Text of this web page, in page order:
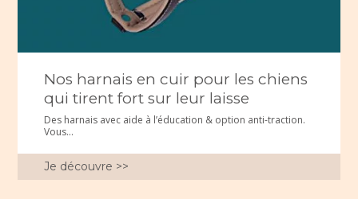
Nos harnais en cuir pour les chiens
qui tirent fort sur leur laisse
Des harnais avec aide à l’éducation & option anti-traction.
Vous...
Je découvre >>